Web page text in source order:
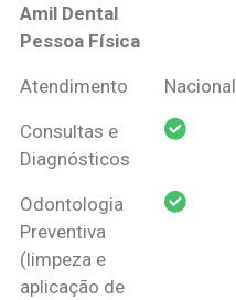
Amil Dental
Pessoa Física
Coberturas
Pessoa Física
Nacional
Atendimento Nacional
Consultas e
Diagnósticos
Odontologia
Preventiva
(limpeza e
aplicação de